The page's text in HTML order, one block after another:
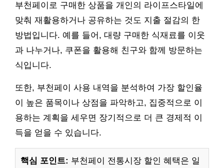
부천페이로 구매한 상품을 개인의 라이프스타일에
맞춰 재활용하거나 공유하는 것도 지출 절감의 한
방법입니다. 예를 들어, 대량 구매한 식재료를 이웃
과 나누거나, 쿠폰을 활용해 친구와 함께 방문하는
식입니다.
또한, 부천페이 사용 내역을 분석하여 가장 할인율
이 높은 품목이나 상점을 파악하고, 집중적으로 이
용하는 계획을 세우면 장기적으로 더 큰 경제적 이
득을 얻을 수 있습니다.
핵심 포인트: 부천페이 전통시장 할인 혜택은 일